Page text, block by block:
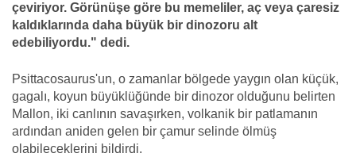
çeviriyor. Görünüşe göre bu memeliler, aç veya çaresiz
kaldıklarında daha büyük bir dinozoru alt
edebiliyordu." dedi.
Psittacosaurus'un, o zamanlar bölgede yaygın olan küçük,
gagalı, koyun büyüklüğünde bir dinozor olduğunu belirten
Mallon, iki canlının savaşırken, volkanik bir patlamanın
ardından aniden gelen bir çamur selinde ölmüş
olabileceklerini bildirdi.